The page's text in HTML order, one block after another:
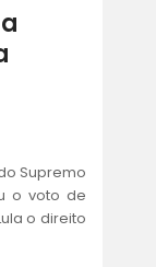
Supremo
o voto de
o direito